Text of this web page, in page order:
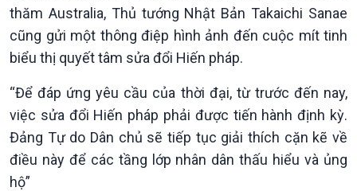
Xã hội
Tin Đời sống & Xã hội
Chuyển đổi Xanh
Tài nguyên và Môi trường
Chuyên gia của bạn
Xã hội chuyển động
Bước chân đến trường
Khoa học & Công nghệ
Tin Khoa học & Công nghệ
Sống chung với biến đổi
khí hậu
thăm Australia, Thủ tướng Nhật Bản Takaichi Sanae
cũng gửi một thông điệp hình ảnh đến cuộc mít tinh
biểu thị quyết tâm sửa đổi Hiến pháp.
“Để đáp ứng yêu cầu của thời đại, từ trước đến nay,
việc sửa đổi Hiến pháp phải được tiến hành định kỳ.
Đảng Tự do Dân chủ sẽ tiếp tục giải thích cặn kẽ về
điều này để các tầng lớp nhân dân thấu hiểu và ủng
hộ”